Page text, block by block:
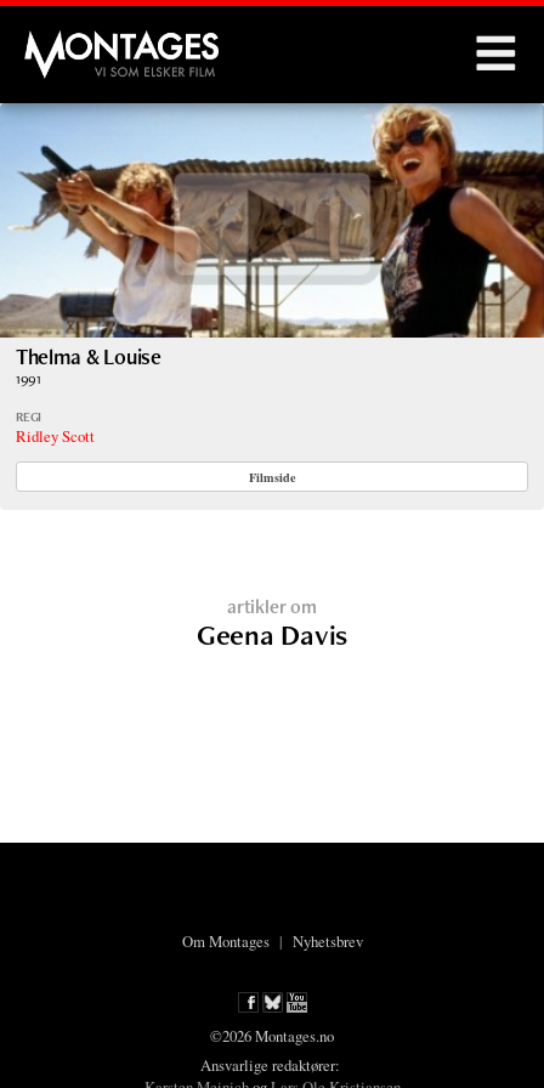
Montages
Thelma & Louise
1991
REGI
Ridley Scott
Filmside
artikler om
Geena Davis
Om Montages| Nyhetsbrev
©2026 Montages.no
Ansvarlige redaktører: